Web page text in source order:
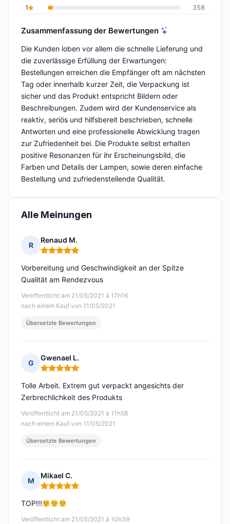
1
358
Zusammenfassung der Bewertungen
Die Kunden loben vor allem die schnelle Lieferung und
die zuverlässige Erfüllung der Erwartungen:
Bestellungen erreichen die Empfänger oft am nächsten
Tag oder innerhalb kurzer Zeit, die Verpackung ist
sicher und das Produkt entspricht Bildern oder
Beschreibungen. Zudem wird der Kundenservice als
reaktiv, seriös und hilfsbereit beschrieben, schnelle
Antworten und eine professionelle Abwicklung tragen
zur Zufriedenheit bei. Die Produkte selbst erhalten
positive Resonanzen für ihr Erscheinungsbild, die
Farben und Details der Lampen, sowie deren einfache
Bestellung und zufriedenstellende Qualität.
Alle Meinungen
R
Renaud M.
Hinweis: 5 von 5
Veröffentlicht am 21/05/2021 à 17h16
nach einem Kauf von 11/05/2021
Vorbereitung und Geschwindigkeit an der Spitze
Qualität am Rendezvous
Übersetzte Bewertungen
G
Gwenael L.
Hinweis: 5 von 5
Veröffentlicht am 21/05/2021 à 11h58
nach einem Kauf von 11/05/2021
Tolle Arbeit. Extrem gut verpackt angesichts der
Zerbrechlichkeit des Produkts
Übersetzte Bewertungen
M
Mikael C.
Hinweis: 5 von 5
Veröffentlicht am 21/05/2021 à 10h39
TOP!!!